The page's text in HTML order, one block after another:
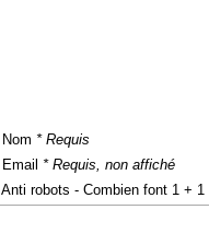
Nom * Requis
Email * Requis, non affiché
Anti robots - Combien font 1 + 1